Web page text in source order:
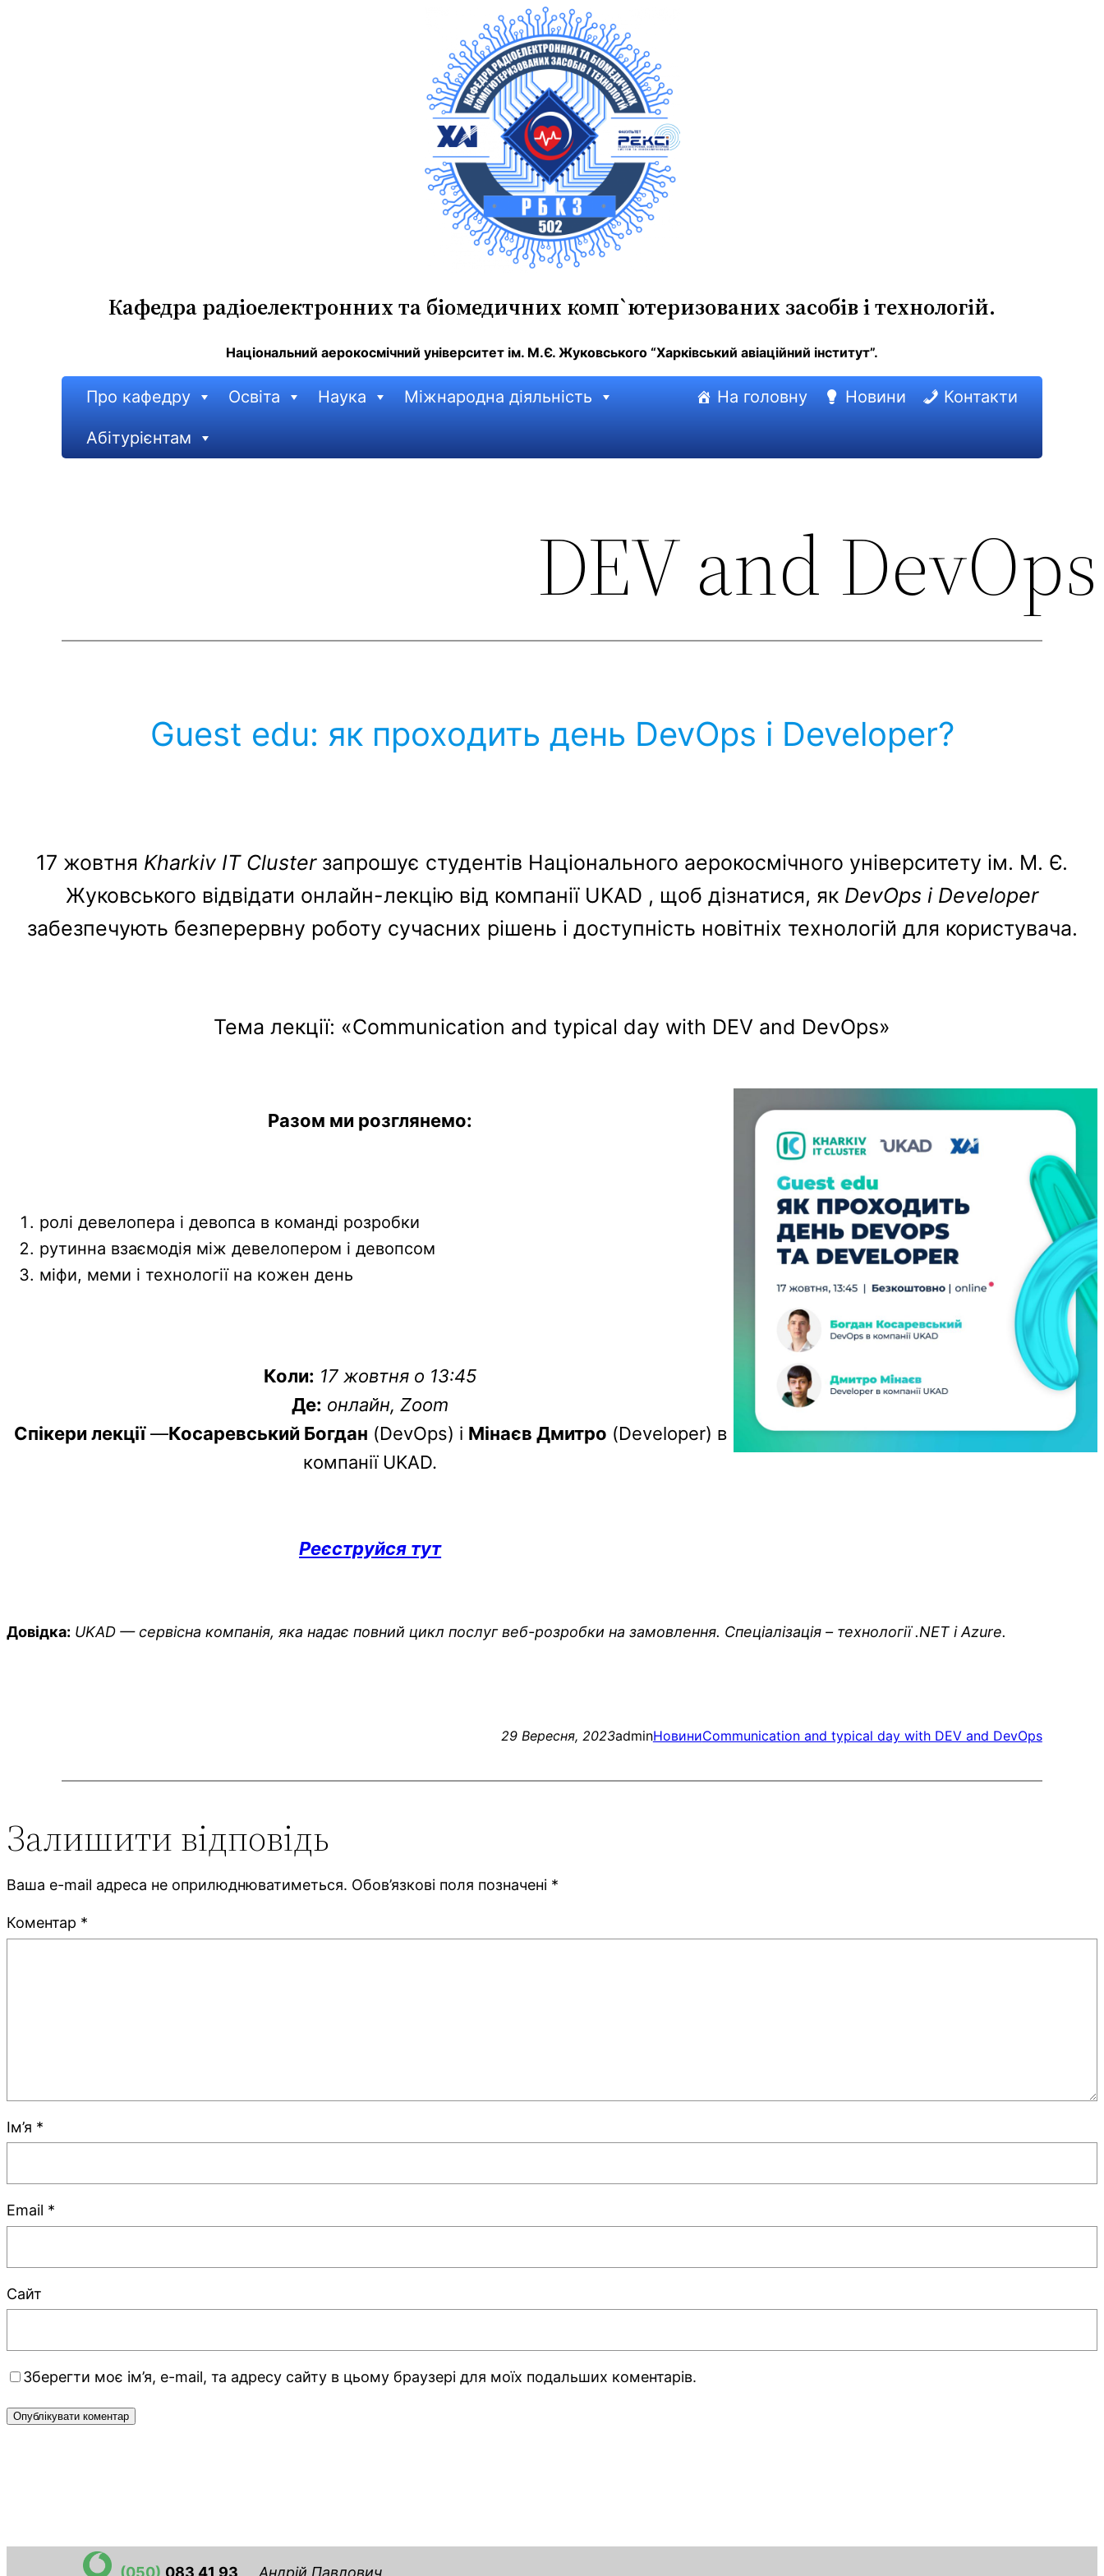
Кафедра радіоелектронних та біомедичних комп`ютеризованих засобів і технологій.
Національний аерокосмічний університет ім. М.Є. Жуковського “Харківський авіаційний інститут”.
Контакти
Новини
На головну
Про кафедру Освіта Наука Міжнародна діяльність
Абітурієнтам
DEV and DevOps
Guest edu: як проходить день DevOps і Developer?
17 жовтня Kharkiv IT Clusterзапрошує студентів Національного аерокосмічного університету ім. М. Є.
Жуковського відвідати онлайн-лекцію від компанії UKAD , щоб дізнатися, як DevOps і Developer
забезпечують безперервну роботу сучасних рішень і доступність новітніх технологій для користувача.
Тема лекції: «Communication and typical day with DEV and DevOps»
Разом ми розглянемо:
ролі девелопера і девопса в команді розробки
рутинна взаємодія між девелопером і девопсом
міфи, меми і технології на кожен день
Коли: 17 жовтня о 13:45
Де: онлайн, Zoom
Спікери лекції—Косаревський Богдан (DevOps) і Мінаєв Дмитро (Developer) в
компанії UKAD.
Реєструйся тут
Довідка: UKAD — сервісна компанія, яка надає повний цикл послуг веб-розробки на замовлення. Спеціалізація – технології .NET і Azure.
29 Вересня, 2023adminНовиниCommunication and typical day with DEV and DevOps
Залишити відповідь
Ваша e-mail адреса не оприлюднюватиметься. Обов’язкові поля позначені *
Коментар *
Ім’я *
Email *
Сайт
Зберегти моє ім’я, e-mail, та адресу сайту в цьому браузері для моїх подальших коментарів.
(050) 083 41 93 Андрій Павлович